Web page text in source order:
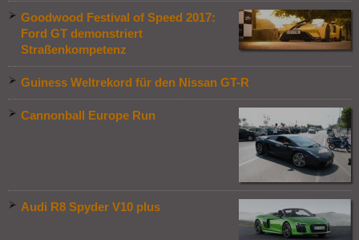
Goodwood Festival of Speed 2017:
Ford GT demonstriert
Straßenkompetenz
Guiness Weltrekord für den Nissan GT-R
Cannonball Europe Run
Audi R8 Spyder V10 plus